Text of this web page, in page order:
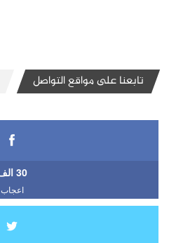
تابعنا على مواقع التواصل
30 الف
اعجاب